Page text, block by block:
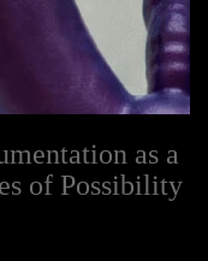
as a
of Possibility